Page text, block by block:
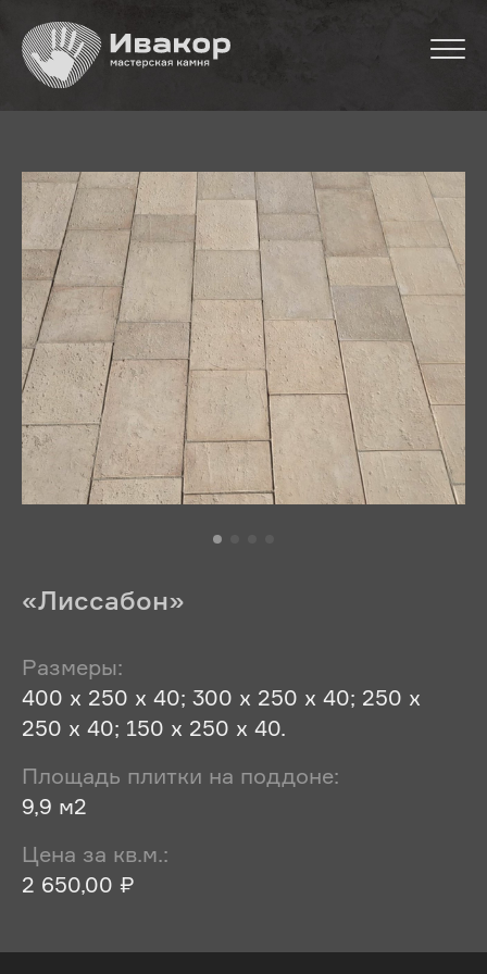
«Лиссабон»
Размеры:
400 х 250 х 40; 300 х 250 х 40; 250 х
250 х 40; 150 х 250 х 40.
Площадь плитки на поддоне:
9,9 м2
Цена за кв.м.:
2 650,00 ₽